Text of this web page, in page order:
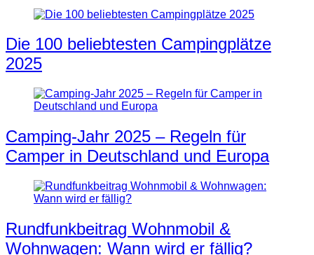
Die 100 beliebtesten Campingplätze
2025
Camping-Jahr 2025 – Regeln für
Camper in Deutschland und Europa
Rundfunkbeitrag Wohnmobil &
Wohnwagen: Wann wird er fällig?